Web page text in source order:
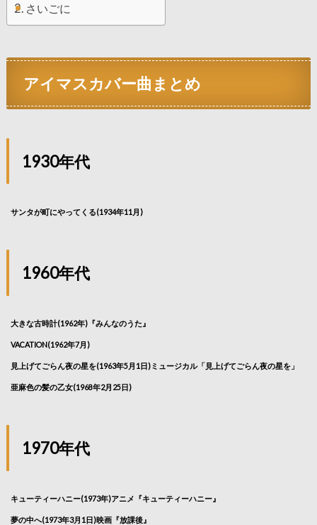
さいごに
アイマスカバー曲まとめ
1930年代
サンタが町にやってくる(1934年11月)
1960年代
大きな古時計(1962年)『みんなのうた』
VACATION(1962年7月)
見上げてごらん夜の星を(1963年5月1日)ミュージカル「見上げてごらん夜の星を」
亜麻色の髪の乙女(1968年2月25日)
1970年代
キューティーハニー(1973年)アニメ『キューティーハニー』
夢の中へ(1973年3月1日)映画『放課後』